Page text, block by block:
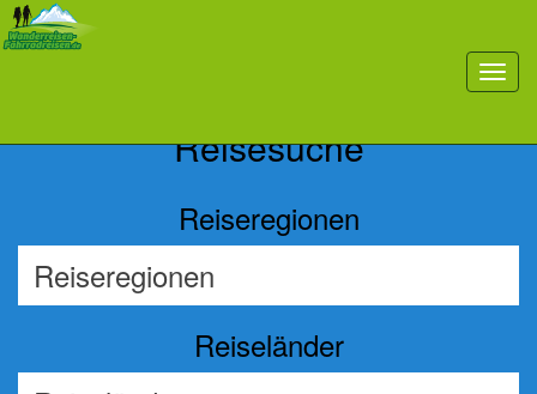
toggle
Reisesuche
Reiseregionen
Reiseländer